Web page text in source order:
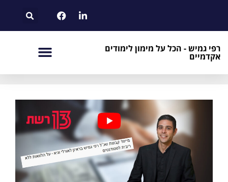
רפי גמיש - הכל על מימון לימודים
אקדמיים